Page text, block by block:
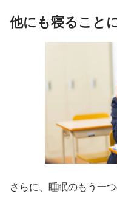
他にも寝ること
さらに、睡眠のもう一